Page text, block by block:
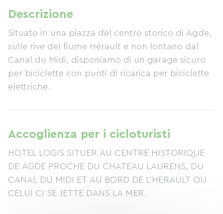
Descrizione
Situato in una piazza del centro storico di Agde,
sulle rive del fiume Hérault e non lontano dal
Canal du Midi, disponiamo di un garage sicuro
per biciclette con punti di ricarica per biciclette
elettriche.
Accoglienza per i cicloturisti
HOTEL LOGIS SITUER AU CENTRE HISTORIQUE
DE AGDE PROCHE DU CHATEAU LAURENS, DU
CANAL DU MIDI ET AU BORD DE L'HERAULT OU
CELUI CI SE JETTE DANS LA MER.